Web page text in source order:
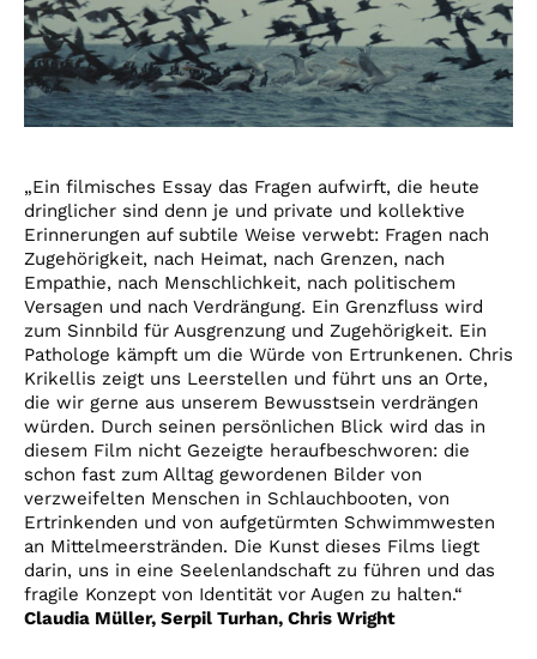
„Ein filmisches Essay das Fragen aufwirft, die heute
dringlicher sind denn je und private und kollektive
Erinnerungen auf subtile Weise verwebt: Fragen nach
Zugehörigkeit, nach Heimat, nach Grenzen, nach
Empathie, nach Menschlichkeit, nach politischem
Versagen und nach Verdrängung. Ein Grenzfluss wird
zum Sinnbild für Ausgrenzung und Zugehörigkeit. Ein
Pathologe kämpft um die Würde von Ertrunkenen. Chris
Krikellis zeigt uns Leerstellen und führt uns an Orte,
die wir gerne aus unserem Bewusstsein verdrängen
würden. Durch seinen persönlichen Blick wird das in
diesem Film nicht Gezeigte heraufbeschworen: die
schon fast zum Alltag gewordenen Bilder von
verzweifelten Menschen in Schlauchbooten, von
Ertrinkenden und von aufgetürmten Schwimmwesten
an Mittelmeerstränden. Die Kunst dieses Films liegt
darin, uns in eine Seelenlandschaft zu führen und das
fragile Konzept von Identität vor Augen zu halten.“
Claudia Müller, Serpil Turhan, Chris Wright